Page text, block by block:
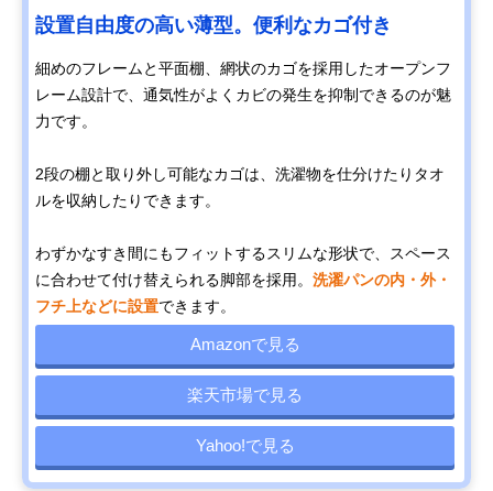
設置自由度の高い薄型。便利なカゴ付き
細めのフレームと平面棚、網状のカゴを採用したオープンフ
レーム設計で、通気性がよくカビの発生を抑制できるのが魅
力です。
2段の棚と取り外し可能なカゴは、洗濯物を仕分けたりタオ
ルを収納したりできます。
わずかなすき間にもフィットするスリムな形状で、スペース
に合わせて付け替えられる脚部を採用。 洗濯パンの内・外・
フチ上などに設置できます。
Amazonで見る
楽天市場で見る
Yahoo!で見る